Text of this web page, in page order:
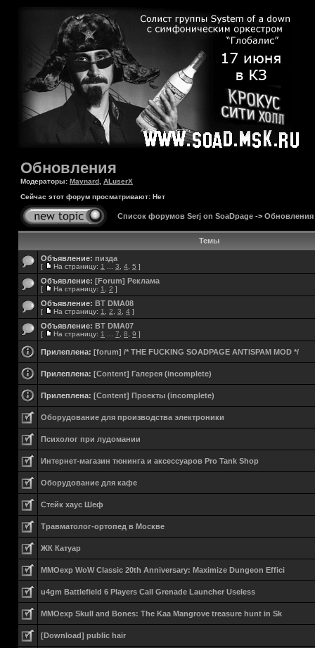
Обновления
Модераторы: Maynard ALuserX
Сейчас этот форум просматривают: Нет
Список форумов Serj on SoaDpage -> Обновления
Темы
Объявление: пизда
[ На страницу: 1 3 4 5 ]
Объявление: [Forum] Реклама
[ На страницу: 1 2 ]
Объявление: BT DMA08
[ На страницу: 1 2 3 4 ]
Объявление: BT DMA07
[ На страницу: 1 7 8 9 ]
Прилеплена: [forum] /* THE FUCKING SOADPAGE ANTISPAM MOD */
Прилеплена: [Content] Галерея (incomplete)
Прилеплена: [Content] Проекты (incomplete)
Оборудование для производства электроники
Психолог при лудомании
Интернет-магазин тюнинга и аксессуаров Pro Tank Shop
Оборудование для кафе
Стейк хаус Шеф
Травматолог-ортопед в Москве
ЖК Катуар
MMOexp WoW Classic 20th Anniversary: Maximize Dungeon Effici
u4gm Battlefield 6 Players Call Grenade Launcher Useless
MMOexp Skull and Bones: The Kaa Mangrove treasure hunt in Sk
[Download] public hair